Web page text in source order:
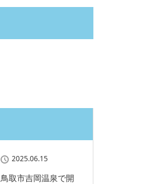
2025.06.15
鳥取市吉岡温泉で開